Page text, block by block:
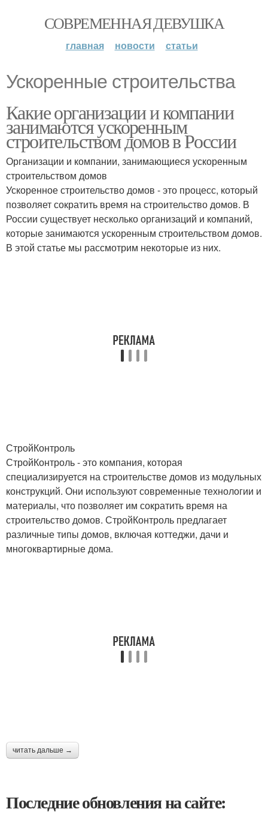
СОВРЕМЕННАЯ ДЕВУШКА
главная новости статьи
Ускоренные строительства
Какие организации и компании
занимаются ускоренным
строительством домов в России
Организации и компании, занимающиеся ускоренным
строительством домов
Ускоренное строительство домов - это процесс, который
позволяет сократить время на строительство домов. В
России существует несколько организаций и компаний,
которые занимаются ускоренным строительством домов.
В этой статье мы рассмотрим некоторые из них.
СтройКонтроль
СтройКонтроль - это компания, которая
специализируется на строительстве домов из модульных
конструкций. Они используют современные технологии и
материалы, что позволяет им сократить время на
строительство домов. СтройКонтроль предлагает
различные типы домов, включая коттеджи, дачи и
многоквартирные дома.
читать дальше →
Последние обновления на сайте: